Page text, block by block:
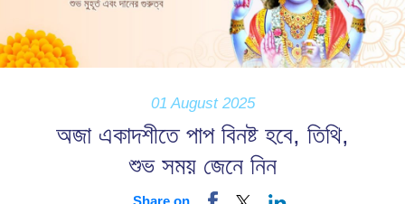
01 August 2025
অজা একাদশীতে পাপ বিনষ্ট হবে, তিথি,
শুভ সময় জেনে নিন
Share on